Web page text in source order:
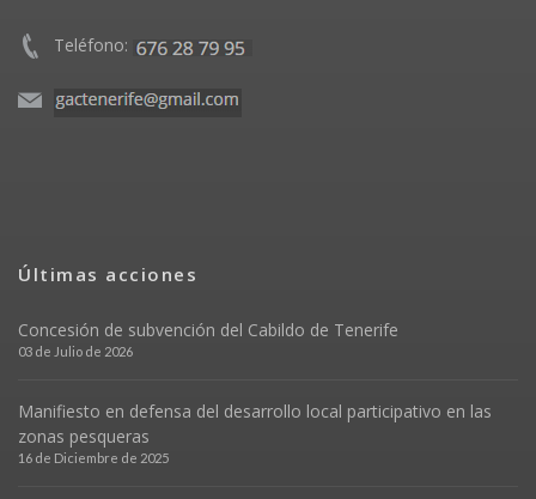
Teléfono:
Últimas acciones
Concesión de subvención del Cabildo de Tenerife
03 de Julio de 2026
Manifiesto en defensa del desarrollo local participativo en las
zonas pesqueras
16 de Diciembre de 2025